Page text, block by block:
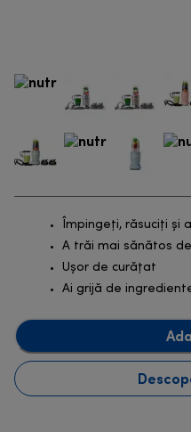
Împingeți, răsuciți și
A trăi mai sănătos
Ușor de curățat
Ai grijă de